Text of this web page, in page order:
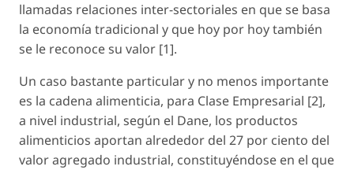
llamadas relaciones inter-sectoriales en que se basa
la economía tradicional y que hoy por hoy también
se le reconoce su valor [1].
Un caso bastante particular y no menos importante
es la cadena alimenticia, para Clase Empresarial [2],
a nivel industrial, según el Dane, los productos
alimenticios aportan alrededor del 27 por ciento del
valor agregado industrial, constituyéndose en el que